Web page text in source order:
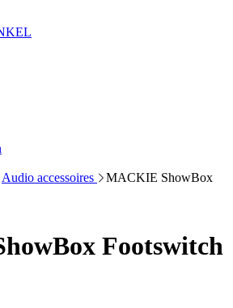
Audio accessoires
MACKIE ShowBox
Footswitch